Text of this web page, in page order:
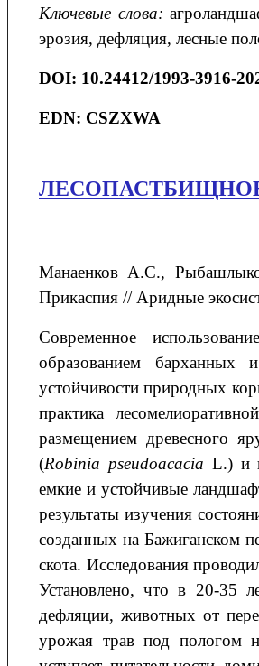
Ключевые слова:
эрозия, дефляция, лесные
DOI: 10.24412/1993-3916-
EDN: CSZXWA
Манаенков А.С.,
Прикаспия // Аридные
Современное
образованием барханных
устойчивости природных
практика
размещением древесного
(Robinia pseudoacacia L.) и
емкие и устойчивые
результаты изучения
созданных на Бажиганском
скота. Исследования
Установлено, что в 20-35
дефляции, животных от
урожая трав под пологом